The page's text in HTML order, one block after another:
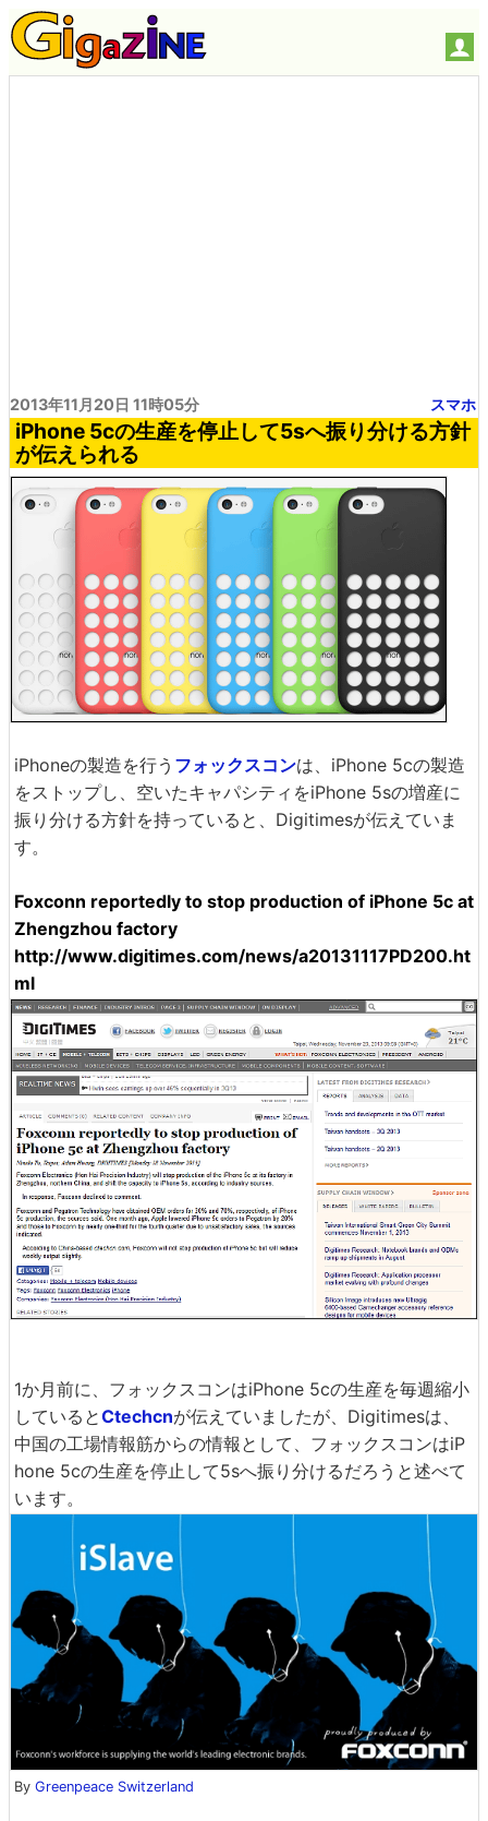
2013年11月20日 11時05分 スマホ
iPhone 5cの生産を停止して5sへ振り分ける方針
が伝えられる
iPhoneの製造を行う フォックスコンは、iPhone 5cの製造
をストップし、空いたキャパシティをiPhone 5sの増産に
振り分ける方針を持っていると、Digitimesが伝えていま
す。
Foxconn reportedly to stop production of iPhone 5c at
Zhengzhou factory
http://www.digitimes.com/news/a20131117PD200.ht
ml
1か月前に、フォックスコンはiPhone 5cの生産を毎週縮小
しているとCtechcnが伝えていましたが、Digitimesは、
中国の工場情報筋からの情報として、フォックスコンはiP
hone 5cの生産を停止して5sへ振り分けるだろうと述べて
います。
By Greenpeace Switzerland